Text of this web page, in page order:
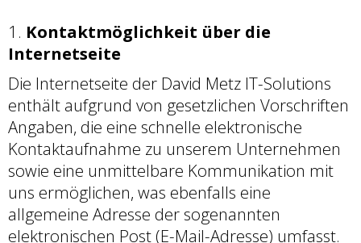
Kontaktmöglichkeit über die
Internetseite
Die Internetseite der David Metz IT-Solutions
enthält aufgrund von gesetzlichen Vorschriften
Angaben, die eine schnelle elektronische
Kontaktaufnahme zu unserem Unternehmen
sowie eine unmittelbare Kommunikation mit
uns ermöglichen, was ebenfalls eine
allgemeine Adresse der sogenannten
elektronischen Post (E-Mail-Adresse) umfasst.